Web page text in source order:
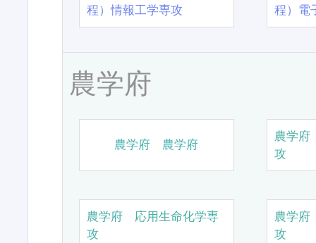
程）情報工学専攻
程）電
農学府
農学府 農学府
農学
攻
農学府 応用生命化学専
攻
農学
攻